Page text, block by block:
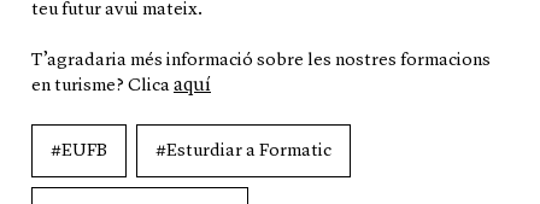
teu futur avui mateix.
T’agradaria més informació sobre les nostres formacions
en turisme? Clica aquí
#EUFB #Esturdiar a Formatic